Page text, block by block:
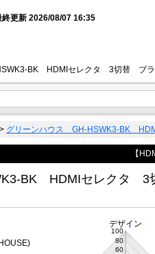
終更新 2026/08/07 16:35
BK HDMIセレクタ 3切替 ブラ
> グリーンハウス GH-HSWK3-BK
【
BK HDMIセレクタ
60
80
100
デザイン-